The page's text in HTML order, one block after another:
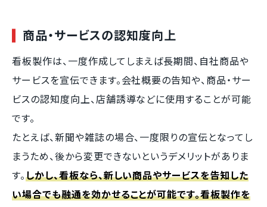
商品・サービスの認知度向上
看板製作は、一度作成してしまえば長期間、自社商品や
サービスを宣伝できます。会社概要の告知や、商品・サー
ビスの認知度向上、店舗誘導などに使用することが可能
です。
たとえば、新聞や雑誌の場合、一度限りの宣伝となってし
まうため、後から変更できないというデメリットがありま
す。しかし、看板なら、新しい商品やサービスを告知した
い場合でも融通を効かせることが可能です。看板製作を